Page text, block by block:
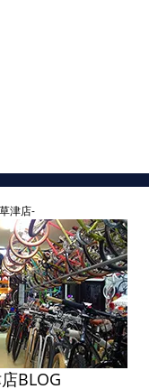
津店-
BLOG